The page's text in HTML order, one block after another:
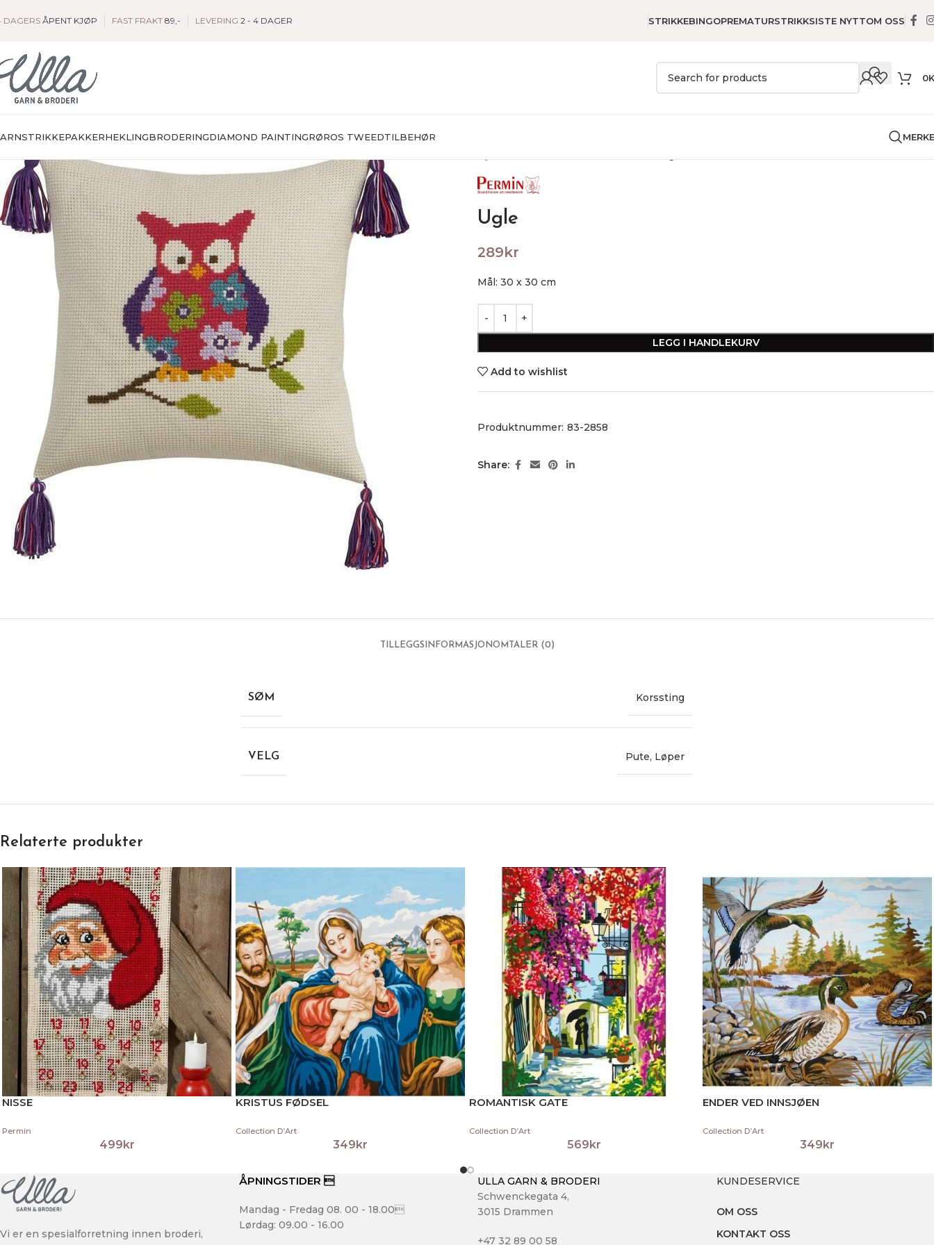
DAGERS ÅPENT KJØP FAST FRAKT 89,- LEVERING 2 - 4 DAGER STRIKKEBINGOPREMATURSTRIKKSISTE NYTTOM OSS
0
STRIKKEPAKKERHEKLINGBRODERINGDIAMOND PAINTINGRØROS TWEEDTILBEHØR
Ugle
289kr
Mål: 30 x 30 cm
LEGG I HANDLEKURV
Add to wishlist
Produktnummer: 83-2858
Share:
TILLEGGSINFORMASJONOMTALER (0)
SØM Korssting
VELG Pute, Løper
Relaterte produkter
NISSE
Permin
499kr
KRISTUS FØDSEL
Collection D’Art
349kr
ROMANTISK GATE
Collection D’Art
569kr
ENDER VED INNSJØEN
Collection D’Art
349kr
Vi er en spesialforretning innen broderi,
ÅPNINGSTIDER 
Mandag - Fredag 08. 00 - 18.00
Lørdag: 09.00 - 16.00
ULLA GARN & BRODERI
Schwenckegata 4,
3015 Drammen
+47 32 89 00 58
KUNDESERVICE
OM OSS
KONTAKT OSS